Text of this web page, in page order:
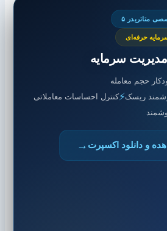
متاتریدر ۵
حرفه‌ای
سرمایه
حجم معامله
ریسک⚡کنترل احساسات معاملاتی
و دانلود اکسپرت →